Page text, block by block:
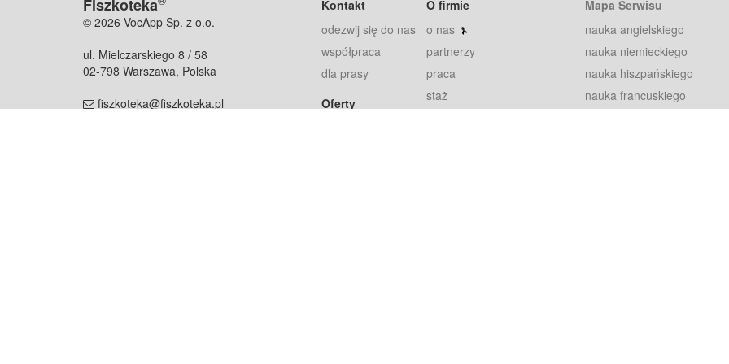
Fiszkoteka
© 2026 VocApp Sp. z o.o.
ul. Mielczarskiego 8 / 58
02-798 Warszawa, Polska
fiszkoteka@fiszkoteka.pl
Kontakt
odezwij się do nas
współpraca
dla prasy
Oferty
O firmie
o nas
partnerzy
praca
staż
Mapa Serwisu
nauka angielskiego
nauka niemieckiego
nauka hiszpańskiego
nauka francuskiego